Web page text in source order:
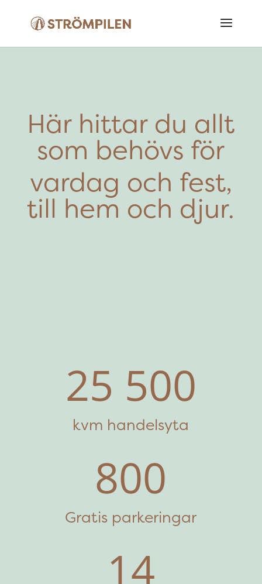
Här hittar du allt
som behövs för
vardag och fest,
till hem och djur.
25 500
kvm handelsyta
800
Gratis parkeringar
14